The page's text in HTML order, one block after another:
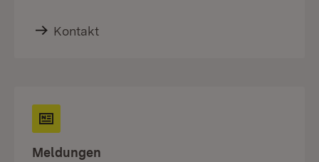
Kontakt
Meldungen